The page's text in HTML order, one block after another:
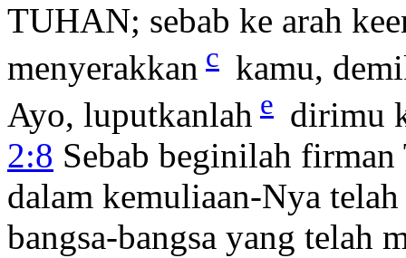
TUHAN; sebab ke arah
menyerakkan c kamu,
Ayo, luputkanlah e dirimu
2:8 Sebab beginilah
dalam kemuliaan-Nya
bangsa-bangsa yang telah